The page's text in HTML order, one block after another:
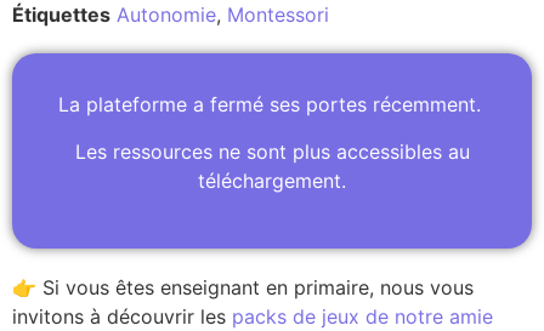
Étiquettes Autonomie, Montessori
La plateforme a fermé ses portes récemment.
Les ressources ne sont plus accessibles au
téléchargement.
👉 Si vous êtes enseignant en primaire, nous vous
invitons à découvrir les packs de jeux de notre amie